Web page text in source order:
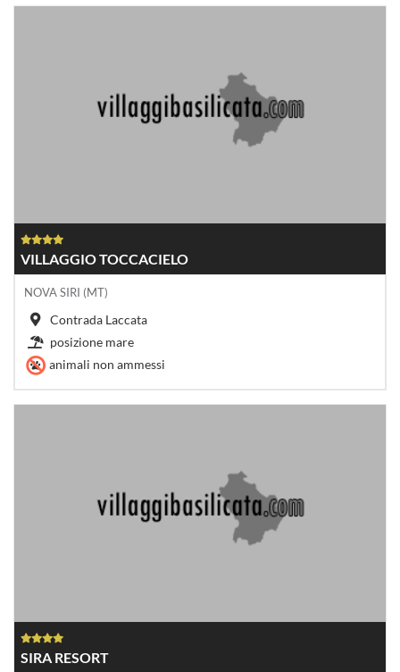
VILLAGGIO TOCCACIELO
NOVA SIRI (MT)
Contrada Laccata
posizione mare
animali non ammessi
SIRA RESORT